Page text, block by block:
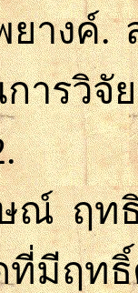
างค์.
ารวิจั
.
ณ์ ฤท
ที่มีฤ